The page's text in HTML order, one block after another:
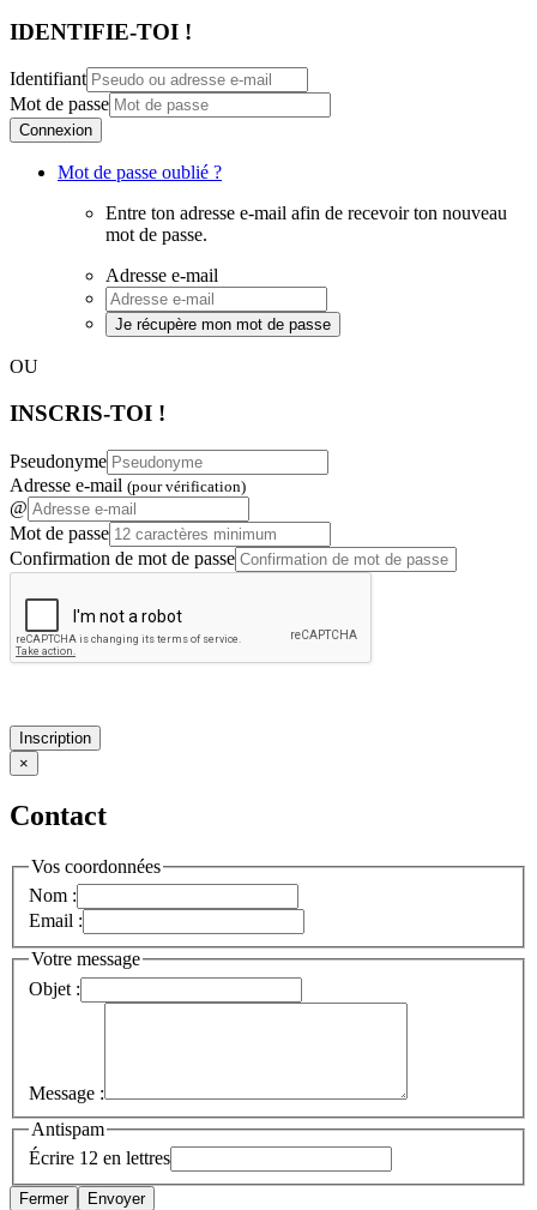
IDENTIFIE-TOI !
Identifiant
Mot de passe
Connexion
Mot de passe oublié ?
Entre ton adresse e-mail afin de recevoir ton nouveau
mot de passe.
Adresse e-mail
Je récupère mon mot de passe
OU
INSCRIS-TOI !
Pseudonyme
Adresse e-mail (pour vérification)
@
Mot de passe
Confirmation de mot de passe
Inscription
×
Contact
Vos coordonnées
Nom :
Email :
Votre message
Objet :
Message :
Antispam
Écrire 12 en lettres
Fermer
Envoyer